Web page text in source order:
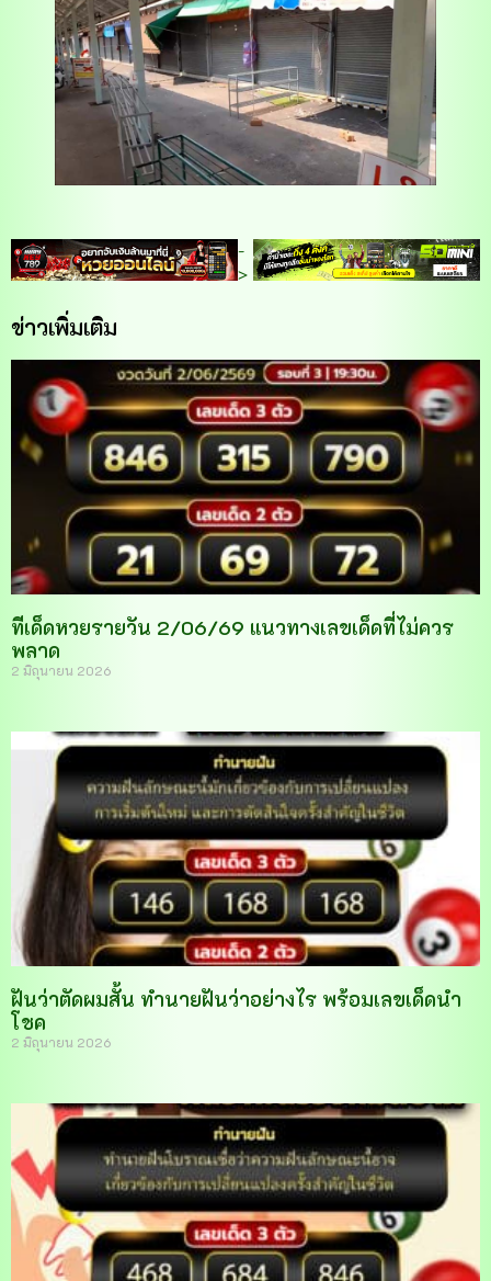
-
>
ข่าวเพิ่มเติม
ทีเด็ดหวยรายวัน 2/06/69 แนวทางเลขเด็ดที่ไม่ควร
พลาด
2 มิถุนายน 2026
ฝันว่าตัดผมสั้น ทำนายฝันว่าอย่างไร พร้อมเลขเด็ดนำ
โชค
2 มิถุนายน 2026